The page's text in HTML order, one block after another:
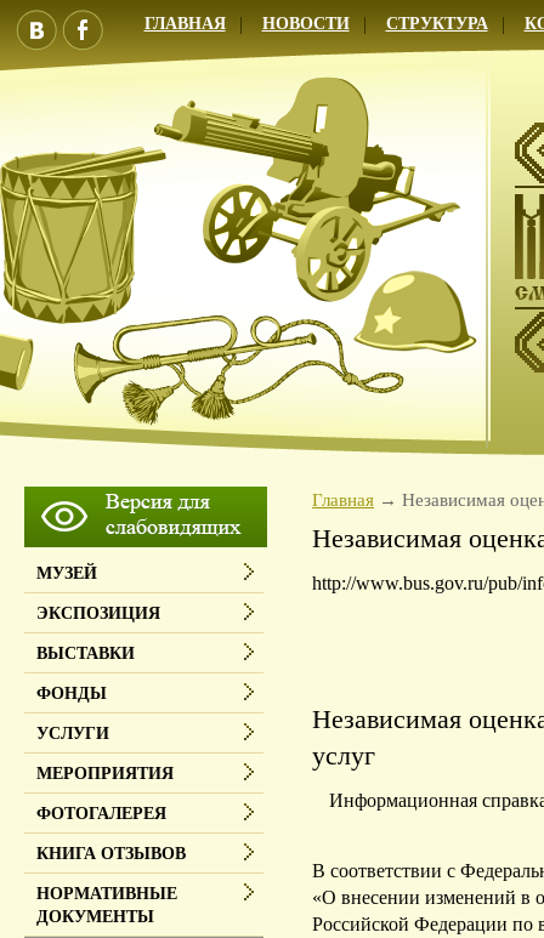
ГЛАВНАЯ НОВОСТИ СТРУКТУРА
Главная Независимая
Независимая
http://www.bus.gov.ru/pub/
Независимая
услуг
Информационная
В соответствии с
«О внесении изменений в
Российской Федерации по
МУЗЕЙ
ЭКСПОЗИЦИЯ
ВЫСТАВКИ
ФОНДЫ
УСЛУГИ
МЕРОПРИЯТИЯ
ФОТОГАЛЕРЕЯ
КНИГА ОТЗЫВОВ
НОРМАТИВНЫЕ
ДОКУМЕНТЫ